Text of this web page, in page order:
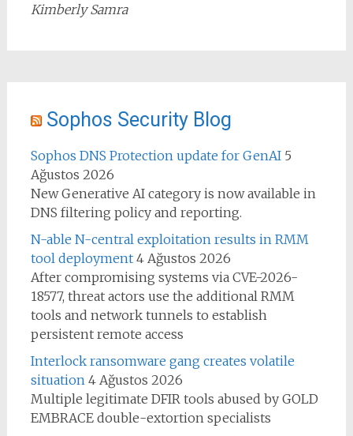
Kimberly Samra
Sophos Security Blog
Sophos DNS Protection update for GenAI 5
Ağustos 2026
New Generative AI category is now available in
DNS filtering policy and reporting.
N-able N-central exploitation results in RMM
tool deployment 4 Ağustos 2026
After compromising systems via CVE-2026-
18577, threat actors use the additional RMM
tools and network tunnels to establish
persistent remote access
Interlock ransomware gang creates volatile
situation 4 Ağustos 2026
Multiple legitimate DFIR tools abused by GOLD
EMBRACE double-extortion specialists